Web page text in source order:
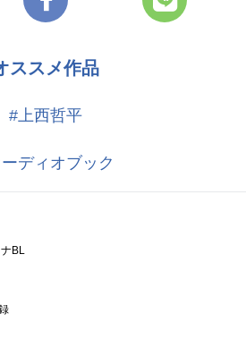
ススメ作品
#上西哲平
ディオブック
BL